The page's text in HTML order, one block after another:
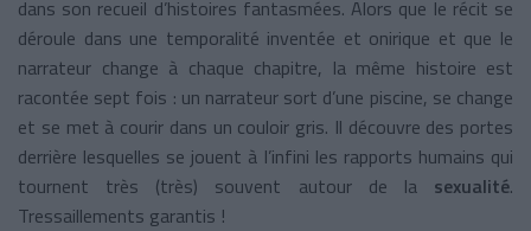
dans son recueil d’histoires fantasmées. Alors que le récit se
déroule dans une temporalité inventée et onirique et que le
narrateur change à chaque chapitre, la même histoire est
racontée sept fois : un narrateur sort d’une piscine, se change
et se met à courir dans un couloir gris. Il découvre des portes
derrière lesquelles se jouent à l’infini les rapports humains qui
tournent très (très) souvent autour de la sexualité.
Tressaillements garantis !